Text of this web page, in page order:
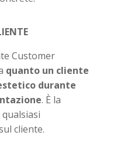
Customer
quanto un cliente
durante
. È la
cliente.